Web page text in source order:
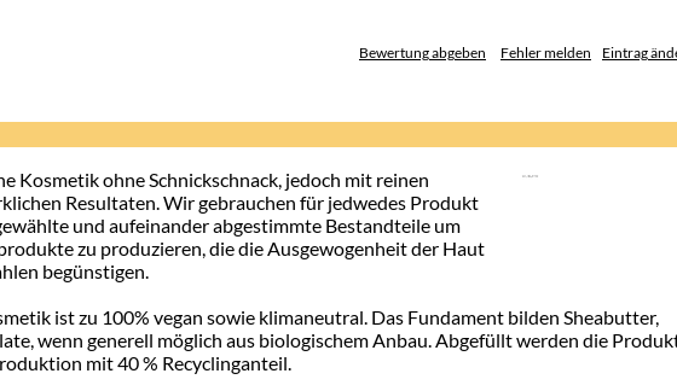
Bewertung abgeben Fehler melden Eintrag
Kosmetik ohne Schnick­schnack, jedoch mit reinen
Resultaten. Wir gebrauchen für jedwedes Produkt
und aufeinander abgestimmte Bestandteile um
zu produzieren, die die Ausgewogenheit der Haut
begünstigen.
ist zu 100% vegan sowie klimaneutral. Das Fundament bilden Sheabutter,
wenn generell möglich aus biologischem Anbau. Abgefüllt werden die
mit 40 % Recyclinganteil.